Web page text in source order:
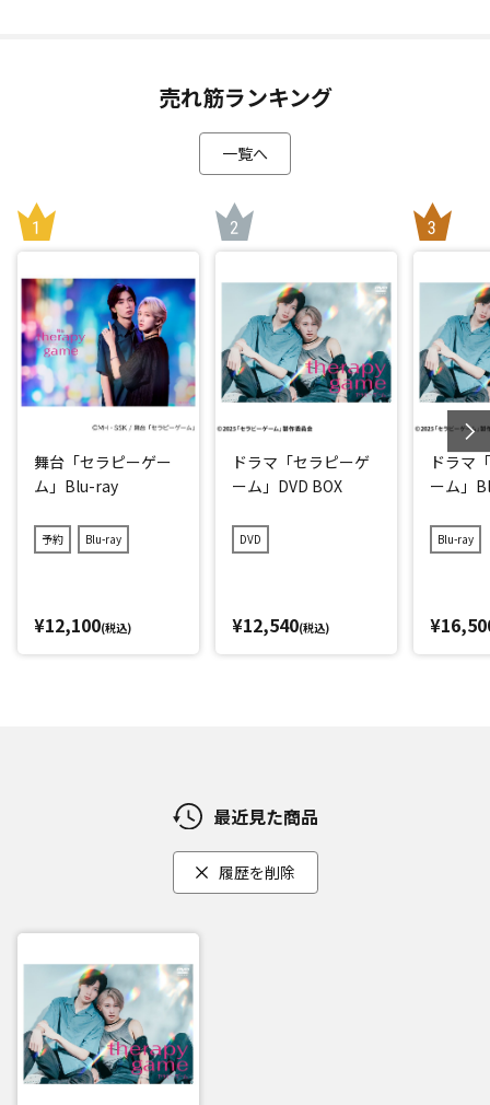
売れ筋ランキング
一覧へ
舞台「セラピーゲー
ム」Blu-ray
予約 Blu-ray
¥12,100(税込)
ドラマ「セラピーゲ
ーム」DVD BOX
DVD
¥12,540(税込)
ドラマ
ーム」
Blu-ray
最近見た商品
履歴を削除